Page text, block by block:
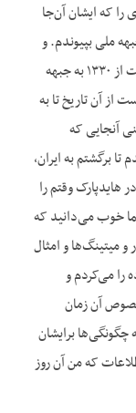
که ایشان آن‌جا
ملی بپیوندم. و
من چون زمینه کاملاً مساعدی داشتم برای این حرکت از ۱۳۳۰ به جبهه
از آن تاریخ تا به
آنجایی که
برگشتم به ایران،
هایدپارک وقتم را
خوب می‌دانید که
میتینگ‌ها و امثال
را می‌کردم و
آن زمان
چگونگی‌ها برایشان
که من آن روز